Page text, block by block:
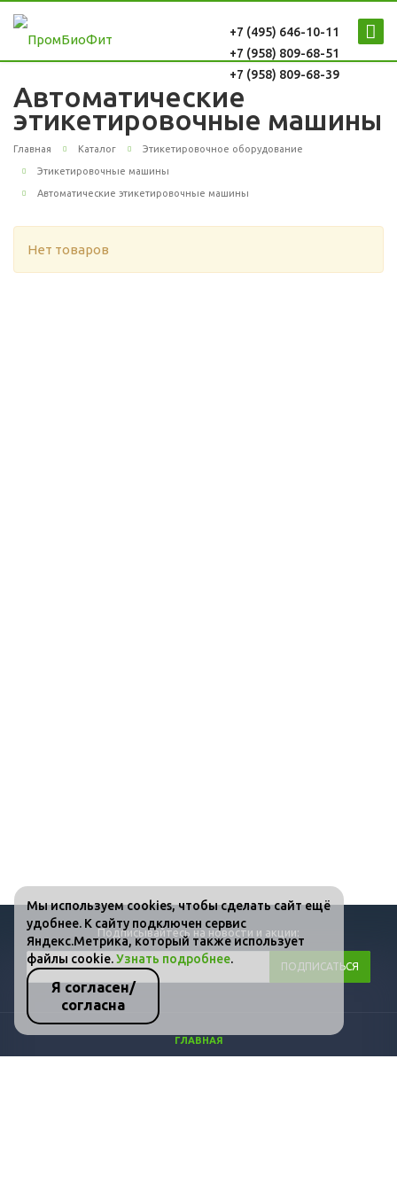
+7 (495) 646-10-11
+7 (958) 809-68-51
+7 (958) 809-68-39
Автоматические
этикетировочные машины
Главная Каталог Этикетировочное оборудование
Этикетировочные машины
Автоматические этикетировочные машины
Нет товаров
Подписывайтесь на новости и акции:
ГЛАВНАЯ
Мы используем cookies, чтобы сделать сайт ещё
удобнее. К сайту подключен сервис
Яндекс.Метрика, который также использует
файлы cookie.Узнать подробнее.
Я согласен/
согласна